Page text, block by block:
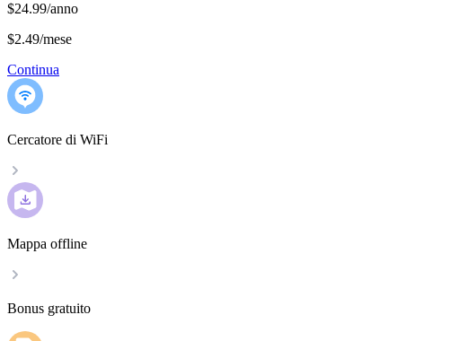
$24.99/anno
$2.49/mese
Continua
Cercatore di WiFi
Mappa offline
Bonus gratuito